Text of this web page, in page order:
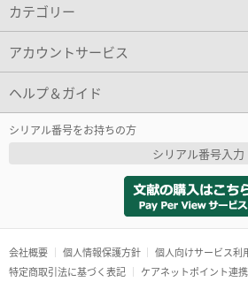
カテゴリー
アカウントサービス
ヘルプ＆ガイド
シリアル番号をお持ちの方
シリアル番号入力
会社概要 個人情報保護方針
個人向けサービス利
特定商取引法に基づく表記
ケアネットポイント連